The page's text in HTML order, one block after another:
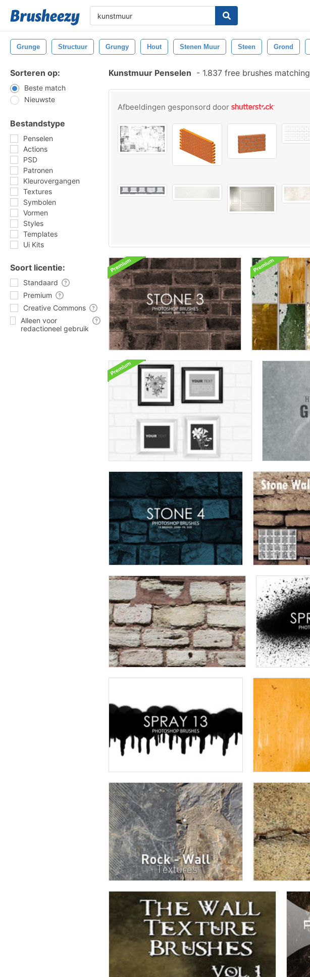
Grunge Structuur Grungy Hout Stenen Muur Steen Grond
Sorteren op:
Beste match
Nieuwste
Bestandstype
Penselen
Actions
PSD
Patronen
Kleurovergangen
Textures
Symbolen
Vormen
Styles
Templates
Ui Kits
Soort licentie:
Standaard
Premium
Creative Commons
Alleen voor
redactioneel gebruik
Kunstmuur Penselen - 1.837 free brushes matching
Afbeeldingen gesponsord door